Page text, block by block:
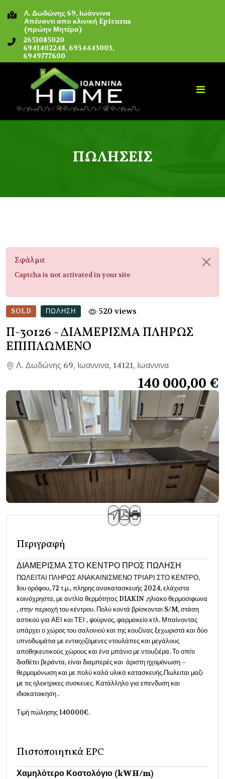
Λ. Δωδώνης 69, Ιωάννινα
Απέναντι απο κλινική Epicurus
(πρώην Μητέρα)
2651085020
6941402248, 6934443003,
6949777600
ΠΩΛΉΣΕΙΣ
Σφάλμα
Captcha is not activated in your site
SOLD ΠΏΛΗΣΗ 520 views
Π-30126 - ΔΙΑΜΕΡΙΣΜΑ ΠΛΗΡΩΣ
ΕΠΙΠΛΩΜΕΝΟ
Λ. Δωδώνης 69, Ιωαννινα, 14121, Ιωαννινα
140 000,00 €
Περιγραφή
ΔΙΑΜΕΡΙΣΜΑ ΣΤΟ ΚΕΝΤΡΟ ΠΡΟΣ ΠΩΛΗΣΗ
ΠΩΛΕΙΤΑΙ ΠΛΗΡΩΣ ΑΝΑΚΑΙΝΙΣΜΕΝΟ ΤΡΙΑΡΙ ΣΤΟ ΚΕΝΤΡΟ,
1ου ορόφου, 72 τ.μ., πληρης ανακατασκευής 2024, ελάχιστα
κοινόχρηστα, με αντλία θερμότητας DIAKIN ,ηλιακο θερμοσιφωνα
, στην περιοχή του κέντρου. Πολύ κοντά βρίσκονται S/M, στάση
αστικού για ΑΕΙ και ΤΕΙ , φούρνος, φαρμακείο κτλ. Μπαίνοντας
υπάρχει ο χώρος του σαλονιού και της κουζίνας ξεχωριστά και δύο
υπνοδωμάτια με εντoιχιζόμενες ντουλάπες και μεγάλους
αποθηκευτικούς χώρους και ένα μπάνιο με ντουζιέρα. Το σπίτι
διαθέτει βεράντα, είναι διαμπερές και άριστη ηχομόνωση –
θερμομόνωση και με πολύ καλά υλικά κατασκευής.Πωλειται μαζι
με τις ηλεκτρικες συσκευες. Κατάλληλο για επενδυση και
ιδιοκατοικηση .
Τιμή πώλησης 140000€.
Πιστοποιητικά EPC
Χαμηλότερο Κοστολόγιο (kWH/m)